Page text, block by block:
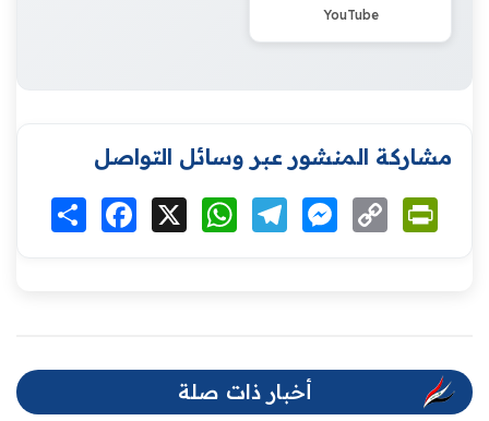
YouTube
مشاركة المنشور عبر وسائل التواصل
انشر Facebook WhatsAppTelegramMessenger
Copy
Link
أخبار ذات صلة